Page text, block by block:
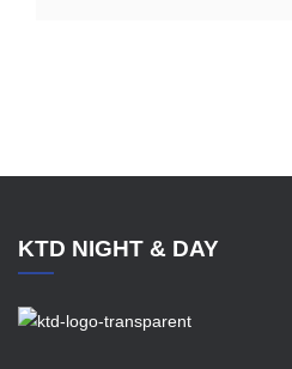
KTD NIGHT & DAY